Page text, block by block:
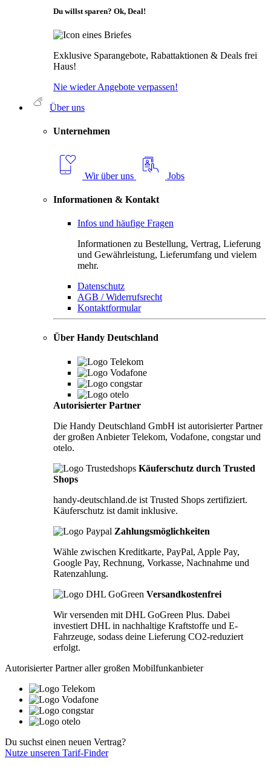
Du willst sparen? Ok, Deal!
Exklusive Sparangebote, Rabattaktionen & Deals frei
Haus!
Nie wieder Angebote verpassen!
Über uns
Unternehmen
Wir über uns Jobs
Informationen & Kontakt
Infos und häufige Fragen
Informationen zu Bestellung, Vertrag, Lieferung
und Gewährleistung, Lieferumfang und vielem
mehr.
Datenschutz
AGB / Widerrufsrecht
Kontaktformular
Über Handy Deutschland
Autorisierter Partner
Die Handy Deutschland GmbH ist autorisierter Partner
der großen Anbieter Telekom, Vodafone, congstar und
otelo.
Käuferschutz durch Trusted
Shops
handy-deutschland.de ist Trusted Shops zertifiziert.
Käuferschutz ist damit inklusive.
Zahlungsmöglichkeiten
Wähle zwischen Kreditkarte, PayPal, Apple Pay,
Google Pay, Rechnung, Vorkasse, Nachnahme und
Ratenzahlung.
Versandkostenfrei
Wir versenden mit DHL GoGreen Plus. Dabei
investiert DHL in nachhaltige Kraftstoffe und E-
Fahrzeuge, sodass deine Lieferung CO2-reduziert
erfolgt.
Autorisierter Partner aller großen Mobilfunkanbieter
Du suchst einen neuen Vertrag?
Nutze unseren Tarif-Finder